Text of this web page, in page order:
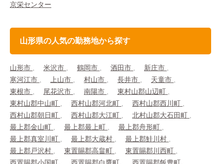
京栄センター
山形県の人気の勤務地から探す
山形市 米沢市 鶴岡市 酒田市
新庄市
寒河江市
上山市 村山市 長井市
天童市
東根市
尾花沢市 南陽市
東村山郡山辺町
東村山郡中山町
西村山郡河北町
西村山郡西川町
西村山郡朝日町
西村山郡大江町
北村山郡大石田町
最上郡金山町
最上郡最上町
最上郡舟形町
最上郡真室川町
最上郡大蔵村
最上郡鮭川村
最上郡戸沢村
東置賜郡高畠町
東置賜郡川西町